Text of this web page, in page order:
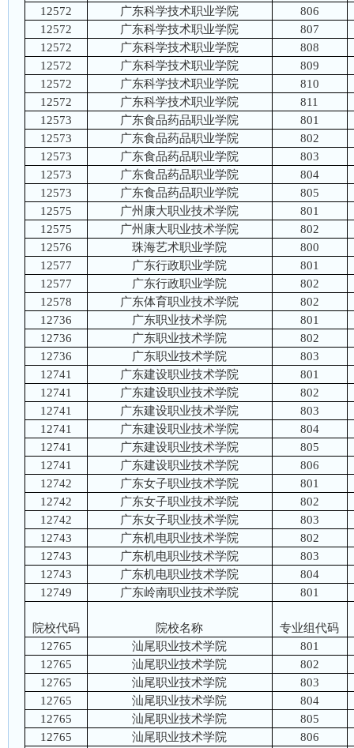
12572
广东科学技术职业学院
806
12572
广东科学技术职业学院
807
12572
广东科学技术职业学院
808
12572
广东科学技术职业学院
809
12572
广东科学技术职业学院
810
12572
广东科学技术职业学院
811
12573
广东食品药品职业学院
801
12573
广东食品药品职业学院
802
12573
广东食品药品职业学院
803
12573
广东食品药品职业学院
804
12573
广东食品药品职业学院
805
12575
广州康大职业技术学院
801
12575
广州康大职业技术学院
802
12576
珠海艺术职业学院
800
12577
广东行政职业学院
801
12577
广东行政职业学院
802
12578
广东体育职业技术学院
802
12736
广东职业技术学院
801
12736
广东职业技术学院
802
12736
广东职业技术学院
803
12741
广东建设职业技术学院
801
12741
广东建设职业技术学院
802
12741
广东建设职业技术学院
803
12741
广东建设职业技术学院
804
12741
广东建设职业技术学院
805
12741
广东建设职业技术学院
806
12742
广东女子职业技术学院
801
12742
广东女子职业技术学院
802
12742
广东女子职业技术学院
803
12743
广东机电职业技术学院
802
12743
广东机电职业技术学院
803
12743
广东机电职业技术学院
804
12749
广东岭南职业技术学院 801
院校代码 院校名称
专业组代码
12765
汕尾职业技术学院
801
12765
汕尾职业技术学院
802
12765
汕尾职业技术学院
803
12765
汕尾职业技术学院
804
12765
汕尾职业技术学院
805
12765
汕尾职业技术学院
806